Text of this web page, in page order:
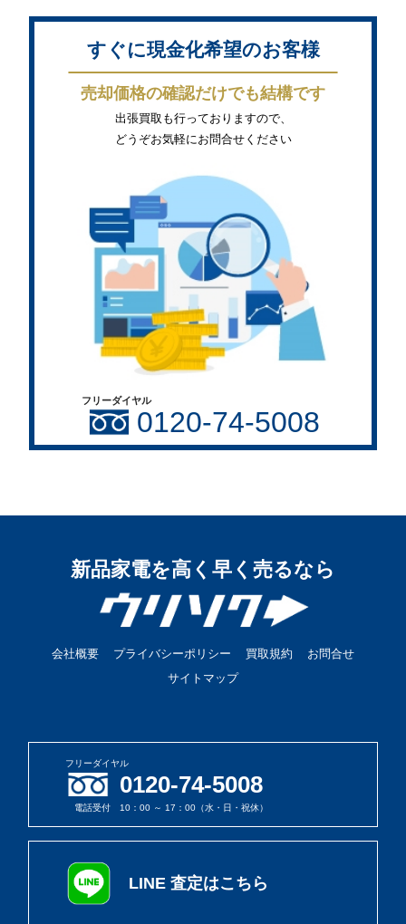
すぐに現金化希望のお客様
売却価格の確認だけでも結構です
出張買取も行っておりますので、
どうぞお気軽にお問合せください
フリーダイヤル
0120-74-5008
新品家電を高く早く売るなら
会社概要 プライバシーポリシー 買取規約
お問合せ
サイトマップ
フリーダイヤル
0120-74-5008
電話受付 10：00 ～ 17：00（水・日・祝休）
LINE 査定はこちら